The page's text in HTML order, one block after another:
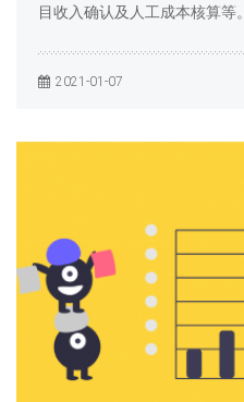
目收入确认及人工成本核算等。
2021-01-07